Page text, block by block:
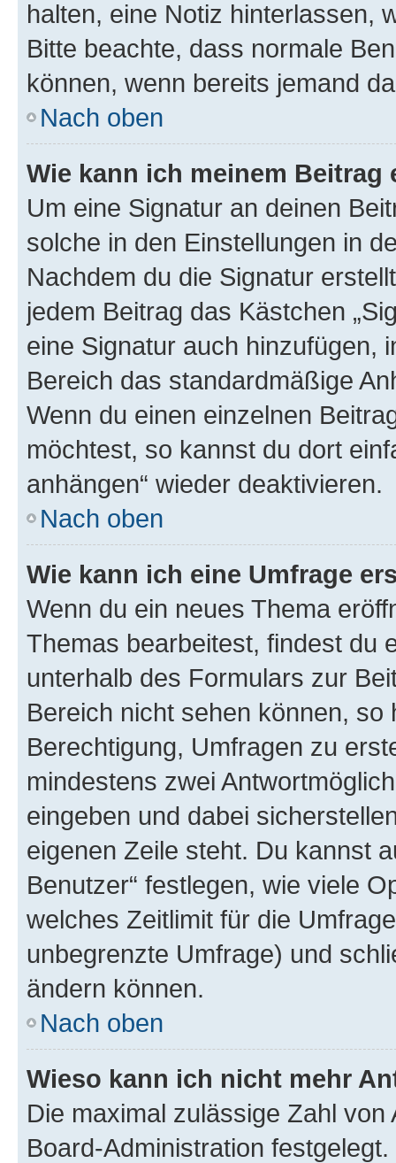
halten, eine Notiz hinterlassen,
Bitte beachte, dass normale
können, wenn bereits jemand
Nach oben
Wie kann ich meinem
Um eine Signatur an deinen
solche in den Einstellungen in
Nachdem du die Signatur
jedem Beitrag das Kästchen
eine Signatur auch hinzufügen,
Bereich das standardmäßige
Wenn du einen einzelnen
möchtest, so kannst du dort
anhängen“ wieder deaktivieren.
Nach oben
Wie kann ich eine Umfrage
Wenn du ein neues Thema
Themas bearbeitest, findest du
unterhalb des Formulars zur
Bereich nicht sehen können,
Berechtigung, Umfragen zu
mindestens zwei
eingeben und dabei
eigenen Zeile steht. Du kannst
Benutzer“ festlegen, wie viele
welches Zeitlimit für die
unbegrenzte Umfrage) und
ändern können.
Nach oben
Wieso kann ich nicht mehr
Die maximal zulässige Zahl
Board-Administration